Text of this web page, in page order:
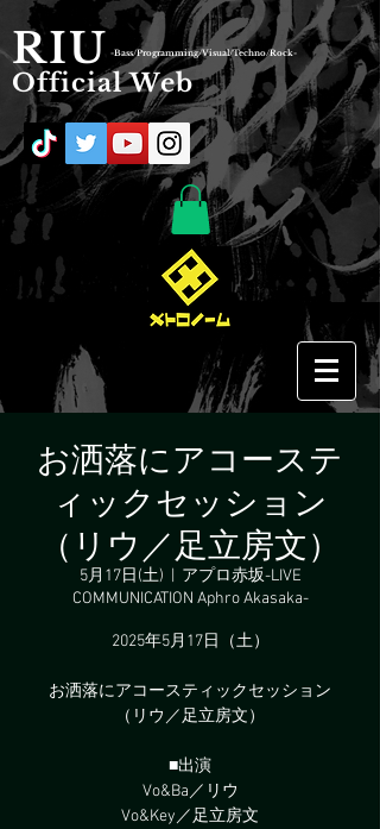
-Bass/Programming/Visual/Techno/Rock-
RIU
Official Web
お洒落にアコーステ
ィックセッション
（リウ／足立房文）
5月17日(土)
アプロ赤坂-LIVE
COMMUNICATION Aphro Akasaka-
2025年5月17日（土）
お洒落にアコースティックセッション
（リウ／足立房文）
■出演
Vo&Ba／リウ
Vo&Key／足立房文